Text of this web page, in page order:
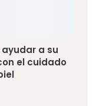
ayudar a su
el cuidado